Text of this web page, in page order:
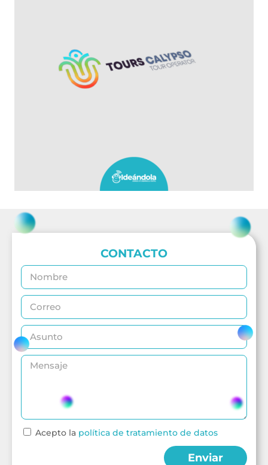
CONTACTO
Acepto la política de tratamiento de datos
Enviar